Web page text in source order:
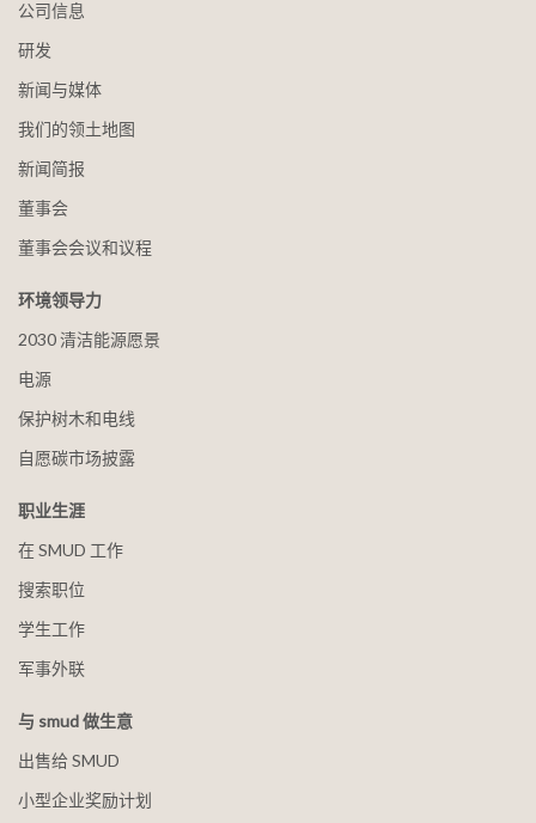
公司信息
研发
新闻与媒体
我们的领土地图
新闻简报
董事会
董事会会议和议程
环境领导力
2030 清洁能源愿景
电源
保护树木和电线
自愿碳市场披露
职业生涯
在 SMUD 工作
搜索职位
学生工作
军事外联
与 smud 做生意
出售给 SMUD
小型企业奖励计划